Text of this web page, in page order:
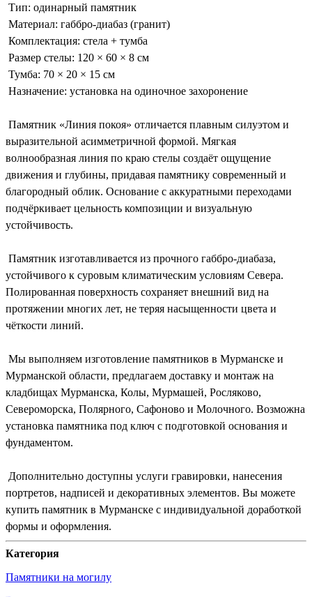
Тип: одинарный памятник
Материал: габбро-диабаз (гранит)
Комплектация: стела + тумба
Размер стелы: 120 × 60 × 8 см
Тумба: 70 × 20 × 15 см
Назначение: установка на одиночное захоронение
Памятник «Линия покоя» отличается плавным силуэтом и
выразительной асимметричной формой. Мягкая
волнообразная линия по краю стелы создаёт ощущение
движения и глубины, придавая памятнику современный и
благородный облик. Основание с аккуратными переходами
подчёркивает цельность композиции и визуальную
устойчивость.
Памятник изготавливается из прочного габбро-диабаза,
устойчивого к суровым климатическим условиям Севера.
Полированная поверхность сохраняет внешний вид на
протяжении многих лет, не теряя насыщенности цвета и
чёткости линий.
Мы выполняем изготовление памятников в Мурманске и
Мурманской области, предлагаем доставку и монтаж на
кладбищах Мурманска, Колы, Мурмашей, Росляково,
Североморска, Полярного, Сафоново и Молочного. Возможна
установка памятника под ключ с подготовкой основания и
фундаментом.
Дополнительно доступны услуги гравировки, нанесения
портретов, надписей и декоративных элементов. Вы можете
купить памятник в Мурманске с индивидуальной доработкой
формы и оформления.
Категория
Памятники на могилу